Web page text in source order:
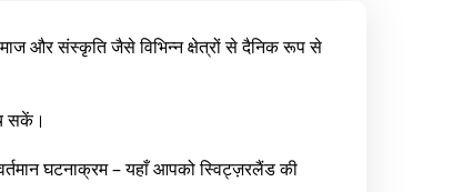
और संस्कृति जैसे विभिन्न क्षेत्रों से दैनिक रूप से
सकें।
घटनाक्रम – यहाँ आपको स्विट्ज़रलैंड की